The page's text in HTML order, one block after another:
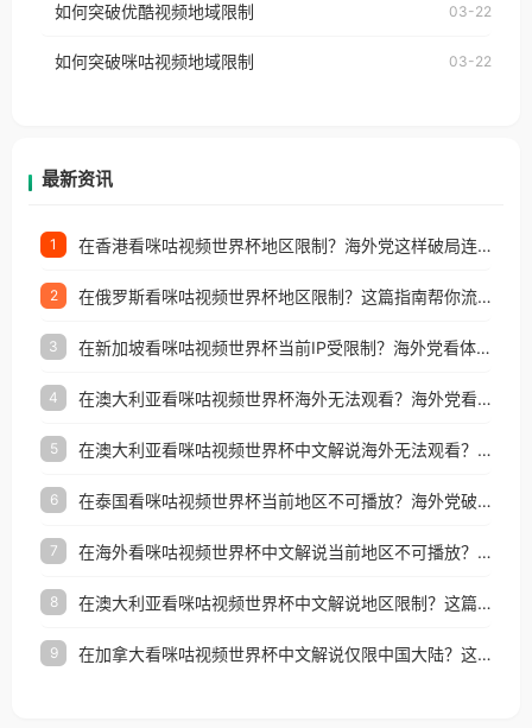
权限制所困扰。
制问题，且仅能在中国大陆地区播放。 遇到这个问题
户收听网易云音乐地区版权限制」的问题，无论人在
如何突破优酷视频地域限制 03-22
如何突破咪咕视频地域限制 03-22
最新资讯
1 在香港看咪咕视频世界杯地区限制？海外党这样破局连看7天不卡顿！
2 在俄罗斯看咪咕视频世界杯地区限制？这篇指南帮你流畅看中文解说赛事
3 在新加坡看咪咕视频世界杯当前IP受限制？海外党看体育赛事的终极破局指南
4 在澳大利亚看咪咕视频世界杯海外无法观看？海外党看国内体育直播的终极解法
5 在澳大利亚看咪咕视频世界杯中文解说海外无法观看？这篇指南帮你搞定所有体育直播难题
6 在泰国看咪咕视频世界杯当前地区不可播放？海外党破局看中文解说赛事指南
7 在海外看咪咕视频世界杯中文解说当前地区不可播放？这篇指南帮你搞定所有体育赛事直播难题
8 在澳大利亚看咪咕视频世界杯中文解说地区限制？这篇指南帮你搞定海外观赛难题
9 在加拿大看咪咕视频世界杯中文解说仅限中国大陆？这篇指南帮你轻松解锁中文解说和赛事直播